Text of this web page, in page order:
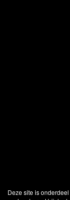
Deze site is